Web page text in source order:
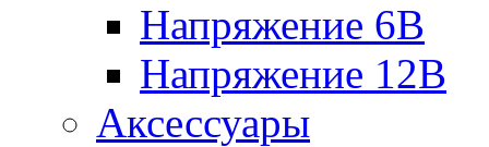
Напряжение 6В
Напряжение 12В
Аксессуары